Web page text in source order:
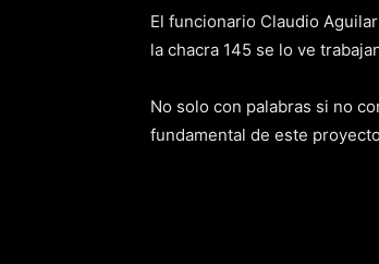
El funcionario Claudio
la chacra 145 se lo ve
No solo con palabras si no
fundamental de este